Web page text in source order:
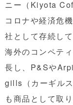
ニー（Kiyota
コロナや経済危
社として存続し
海外のコンペテ
長し、P&Sや
gills（カーギル
も商品として取